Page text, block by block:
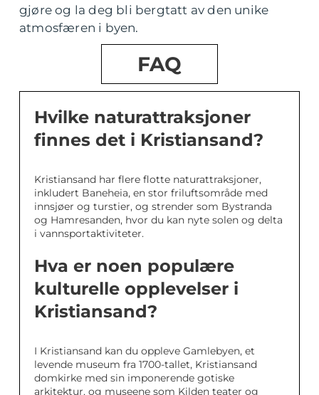
gjøre og la deg bli bergtatt av den unike
atmosfæren i byen.
FAQ
Hvilke naturattraksjoner
finnes det i Kristiansand?
Kristiansand har flere flotte naturattraksjoner,
inkludert Baneheia, en stor friluftsområde med
innsjøer og turstier, og strender som Bystranda
og Hamresanden, hvor du kan nyte solen og delta
i vannsportaktiviteter.
Hva er noen populære
kulturelle opplevelser i
Kristiansand?
I Kristiansand kan du oppleve Gamlebyen, et
levende museum fra 1700-tallet, Kristiansand
domkirke med sin imponerende gotiske
arkitektur, og museene som Kilden teater og